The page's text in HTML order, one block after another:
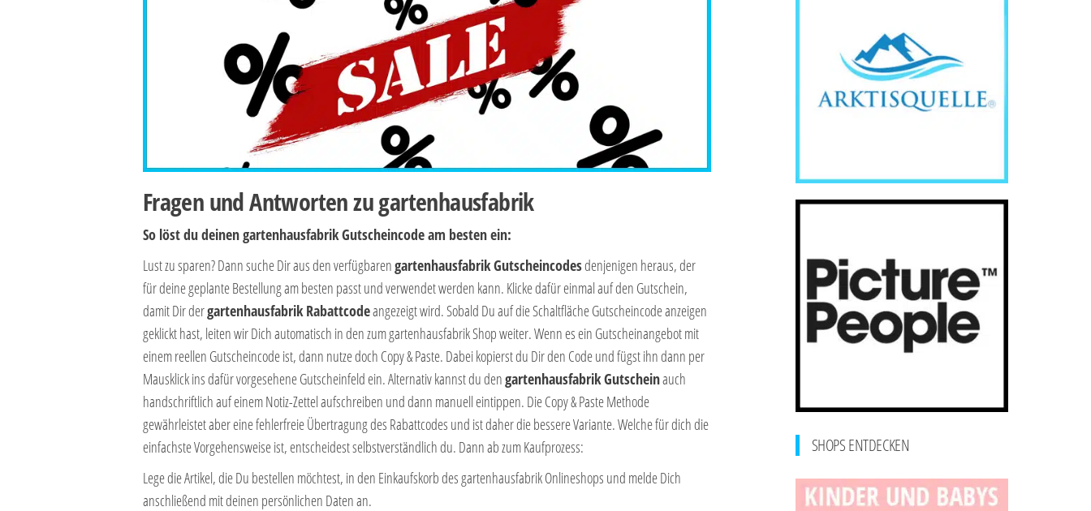
Fragen und Antworten zu gartenhausfabrik
So löst du deinen gartenhausfabrik Gutscheincode am besten ein:
Lust zu sparen? Dann suche Dir aus den verfügbarengartenhausfabrik Gutscheincodesdenjenigen heraus, der
für deine geplante Bestellung am besten passt und verwendet werden kann. Klicke dafür einmal auf den Gutschein,
damit Dir dergartenhausfabrik Rabattcodeangezeigt wird. Sobald Du auf die Schaltfläche Gutscheincode anzeigen
geklickt hast, leiten wir Dich automatisch in den zum gartenhausfabrik Shop weiter. Wenn es ein Gutscheinangebot mit
einem reellen Gutscheincode ist, dann nutze doch Copy & Paste. Dabei kopierst du Dir den Code und fügst ihn dann per
Mausklick ins dafür vorgesehene Gutscheinfeld ein. Alternativ kannst du dengartenhausfabrik Gutscheinauch
handschriftlich auf einem Notiz-Zettel aufschreiben und dann manuell eintippen. Die Copy & Paste Methode
gewährleistet aber eine fehlerfreie Übertragung des Rabattcodes und ist daher die bessere Variante. Welche für dich die
einfachste Vorgehensweise ist, entscheidest selbstverständlich du. Dann ab zum Kaufprozess:
Lege die Artikel, die Du bestellen möchtest, in den Einkaufskorb des gartenhausfabrik Onlineshops und melde Dich
anschließend mit deinen persönlichen Daten an.
SHOPS ENTDECKEN